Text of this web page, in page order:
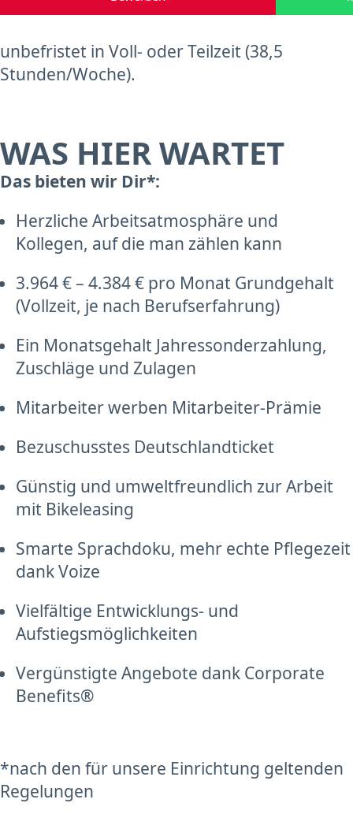
unbefristet in Voll- oder Teilzeit (38,5
Stunden/Woche).
WAS HIER WARTET
Das bieten wir Dir*:
Herzliche Arbeitsatmosphäre und
Kollegen, auf die man zählen kann
3.964 € – 4.384 € pro Monat Grundgehalt
(Vollzeit, je nach Berufserfahrung)
Ein Monatsgehalt Jahressonderzahlung,
Zuschläge und Zulagen
Mitarbeiter werben Mitarbeiter-Prämie
Bezuschusstes Deutschlandticket
Günstig und umweltfreundlich zur Arbeit
mit Bikeleasing
Smarte Sprachdoku, mehr echte Pflegezeit
dank Voize
Vielfältige Entwicklungs- und
Aufstiegsmöglichkeiten
Vergünstigte Angebote dank Corporate
Benefits®
*nach den für unsere Einrichtung geltenden
Regelungen